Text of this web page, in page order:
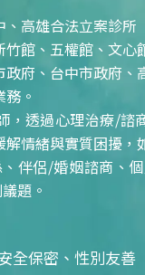
高雄合法立案診所
館、五權館、文心
府、台中市政府、
。
，透過心理治療/諮
情緒與實質困擾，
伴侶/婚姻諮商、
題。
全保密、性別友善